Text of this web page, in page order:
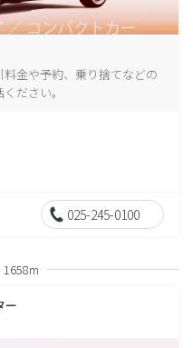
金や予約、乗り捨てなどの
ださい。
025-245-0100
1658m
ー